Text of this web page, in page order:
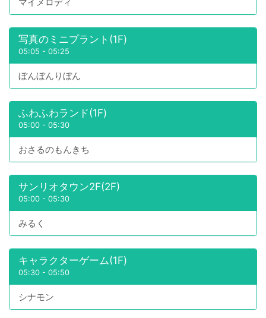
写真のミニプラント(1F)
05:05 - 05:25
ぼんぼんりぼん
ふわふわランド(1F)
05:00 - 05:30
おさるのもんきち
サンリオタウン2F(2F)
05:00 - 05:30
みるく
キャラクターゲーム(1F)
05:30 - 05:50
シナモン